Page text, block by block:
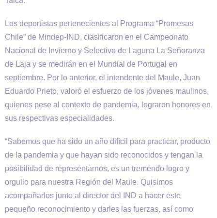
Los deportistas pertenecientes al Programa “Promesas
Chile” de Mindep-IND, clasificaron en el Campeonato
Nacional de Invierno y Selectivo de Laguna La Señoranza
de Laja y se medirán en el Mundial de Portugal en
septiembre. Por lo anterior, el intendente del Maule, Juan
Eduardo Prieto, valoró el esfuerzo de los jóvenes maulinos,
quienes pese al contexto de pandemia, lograron honores en
sus respectivas especialidades.
“Sabemos que ha sido un año difícil para practicar, producto
de la pandemia y que hayan sido reconocidos y tengan la
posibilidad de representarnos, es un tremendo logro y
orgullo para nuestra Región del Maule. Quisimos
acompañarlos junto al director del IND a hacer este
pequeño reconocimiento y darles las fuerzas, así como